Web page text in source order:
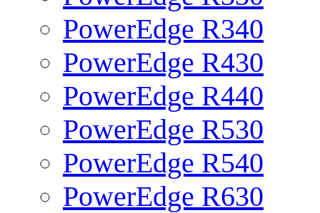
PowerEdge R340
PowerEdge R430
PowerEdge R440
PowerEdge R530
PowerEdge R540
PowerEdge R630